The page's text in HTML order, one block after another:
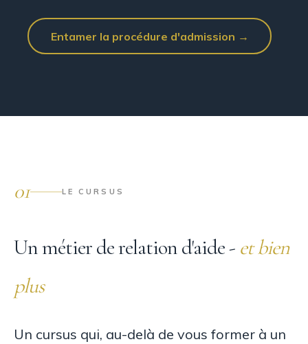
Entamer la procédure d'admission →
01 LE CURSUS
Un métier de relation d'aide - et bien
plus
Un cursus qui, au-delà de vous former à un